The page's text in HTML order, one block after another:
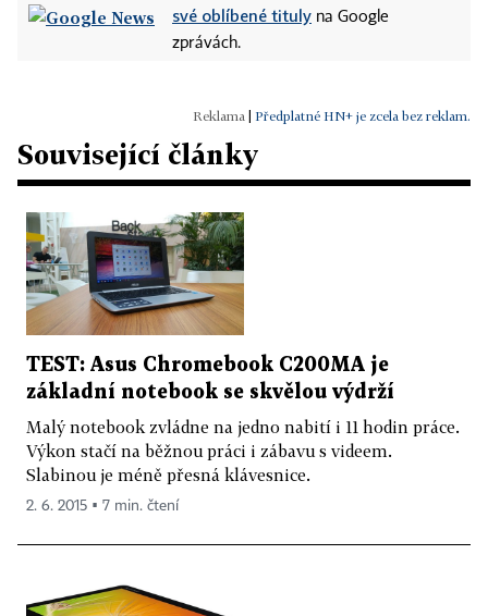
své oblíbené tituly na Google
zprávách.
Předplatné HN+ je zcela bez reklam.
Související články
TEST: Asus Chromebook C200MA je
základní notebook se skvělou výdrží
Malý notebook zvládne na jedno nabití i 11 hodin práce.
Výkon stačí na běžnou práci i zábavu s videem.
Slabinou je méně přesná klávesnice.
2. 6. 2015 ▪ 7 min. čtení